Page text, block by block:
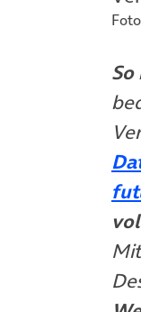
So